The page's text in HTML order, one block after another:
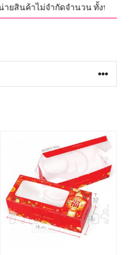
ไม่จำกัดจำนวน ทั้งปลีกและส่ง